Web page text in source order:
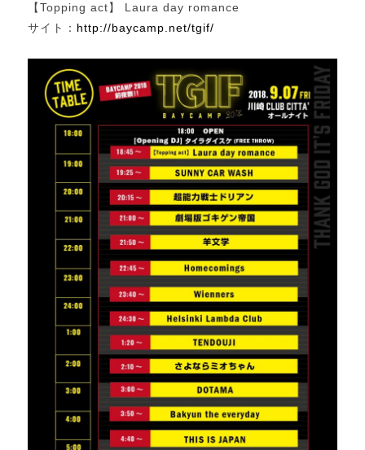
【Topping act】 Laura day romance
サイト： http://baycamp.net/tgif/